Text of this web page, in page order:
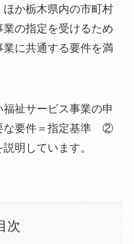
か栃木県内の市町村
の指定を受けるため
に共通する要件を満
祉サービス事業の申
な要件＝指定基準 ②
明しています。
次